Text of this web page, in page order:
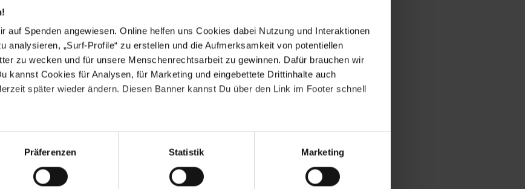
auf Spenden angewiesen. Online helfen uns Cookies dabei Nutzung und Interaktionen
analysieren, „Surf-Profile“ zu erstellen und die Aufmerksamkeit von potentiellen
zu wecken und für unsere Menschenrechtsarbeit zu gewinnen. Dafür brauchen wir
kannst Cookies für Analysen, für Marketing und eingebettete Drittinhalte auch
später wieder ändern. Diesen Banner kannst Du über den Link im Footer schnell
Präferenzen Statistik Marketing
und Highlights
Botschafter in Deutschland.